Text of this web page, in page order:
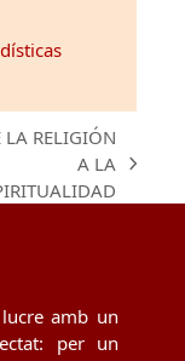
LA RELIGIÓN
A LA
amb un
per un